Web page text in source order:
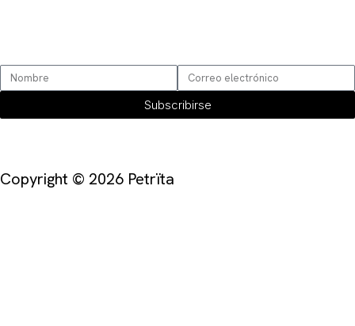
Subscribirse
Copyright © 2026 Petrïta